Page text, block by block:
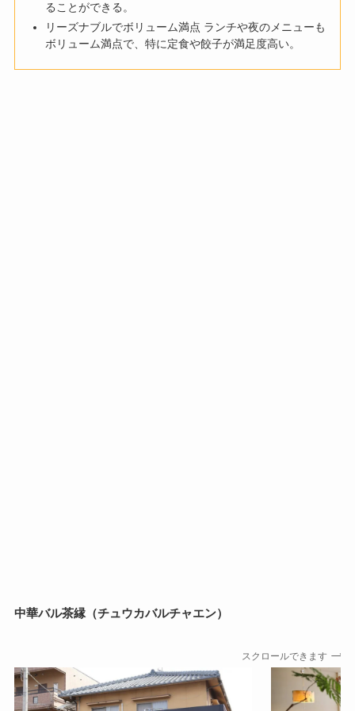
ることができる。
リーズナブルでボリューム満点 ランチや夜のメニューも
ボリューム満点で、特に定食や餃子が満足度高い。
中華バル茶縁（チュウカバルチャエン）
スクロールできます